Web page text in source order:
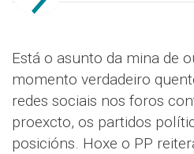
Está o asunto da mina de
momento verdadeiro
redes sociais nos foros
proexcto, os partidos
posicións. Hoxe o PP